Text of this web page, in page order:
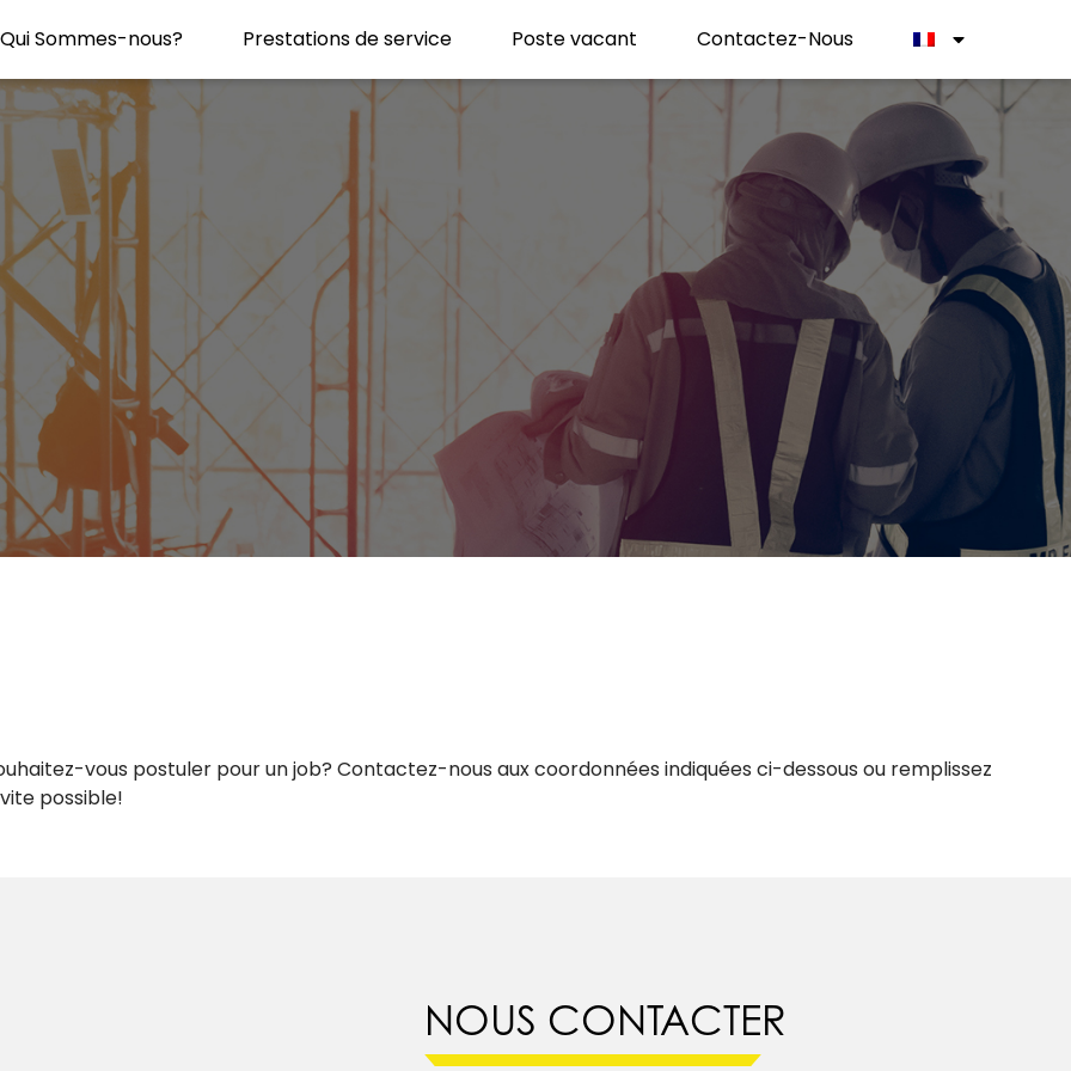
Qui Sommes-nous? Prestations de service Poste vacant Contactez-Nous
vous postuler pour un job? Contactez-nous aux coordonnées indiquées ci-dessous ou remplissez
possible!
NOUS CONTACTER